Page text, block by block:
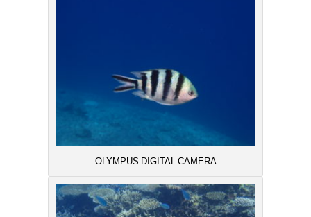
OLYMPUS DIGITAL CAMERA